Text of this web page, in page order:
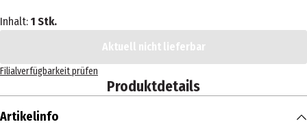
Inhalt: 1 Stk.
Aktuell nicht lieferbar
Filialverfügbarkeit prüfen
Produktdetails
Artikelinfo